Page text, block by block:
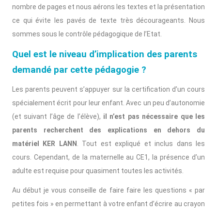
nombre de pages et nous aérons les textes et la présentation
ce qui évite les pavés de texte très décourageants. Nous
sommes sous le contrôle pédagogique de l’Etat.
Quel est le niveau d’implication des parents
demandé par cette pédagogie ?
Les parents peuvent s’appuyer sur la certification d’un cours
spécialement écrit pour leur enfant. Avec un peu d’autonomie
(et suivant l’âge de l’élève), il n’est pas nécessaire que les
parents recherchent des explications en dehors du
matériel KER LANN
. Tout est expliqué et inclus dans les
cours. Cependant, de la maternelle au CE1, la présence d’un
adulte est requise pour quasiment toutes les activités.
Au début je vous conseille de faire faire les questions « par
petites fois » en permettant à votre enfant d’écrire au crayon